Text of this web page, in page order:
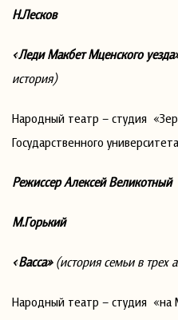
Н.Лесков
«Леди Макбет Мценского
история)
Народный театр – студия
Государственного
Режиссер Алексей Великотный
М.Горький
«Васса»(история семьи
Народный театр – студия «на